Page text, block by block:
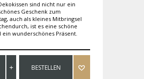
sind nicht nur ein
Geschenk zum
auch als kleines Mitbringsel
ist es eine schöne
ein wunderschönes Präsent.
BESTELLEN